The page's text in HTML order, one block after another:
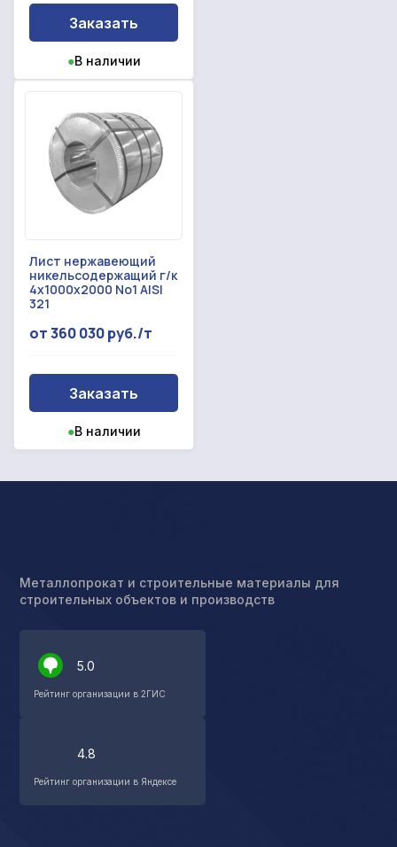
Заказать
●В наличии
Лист нержавеющий
никельсодержащий г/к
4x1000x2000 No1 AISI
321
от 360 030 руб./т
Заказать
●В наличии
Металлопрокат и строительные материалы для
строительных объектов и производств
5.0
Рейтинг организации в 2ГИС
4.8
Рейтинг организации в Яндексе